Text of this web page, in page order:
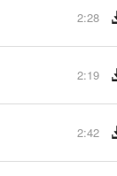
2:28
2:19
2:42